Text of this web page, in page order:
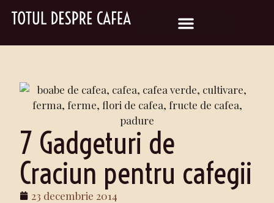
7 Gadgeturi de
Craciun pentru cafegii
23 decembrie 2014